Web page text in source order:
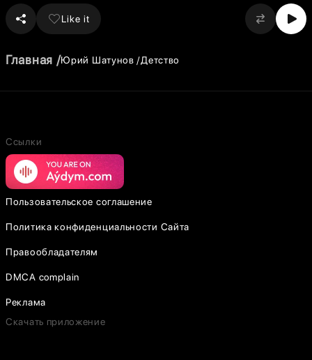
Like it
Главная Юрий Шатунов Детство
Ссылки
Пользовательское соглашение
Политика конфиденциальности Сайта
Правообладателям
DMCA complain
Реклама
Скачать приложение